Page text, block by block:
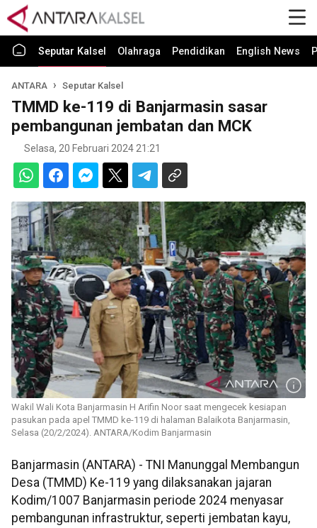
Seputar Kalsel Olahraga Pendidikan English News
ANTARA Seputar Kalsel
TMMD ke-119 di Banjarmasin sasar
pembangunan jembatan dan MCK
Selasa, 20 Februari 2024 21:21
Wakil Wali Kota Banjarmasin H Arifin Noor saat mengecek kesiapan
pasukan pada apel TMMD ke-119 di halaman Balaikota Banjarmasin,
Selasa (20/2/2024). ANTARA/Kodim Banjarmasin
Banjarmasin (ANTARA) - TNI Manunggal Membangun
Desa (TMMD) Ke-119 yang dilaksanakan jajaran
Kodim/1007 Banjarmasin periode 2024 menyasar
pembangunan infrastruktur, seperti jembatan kayu,